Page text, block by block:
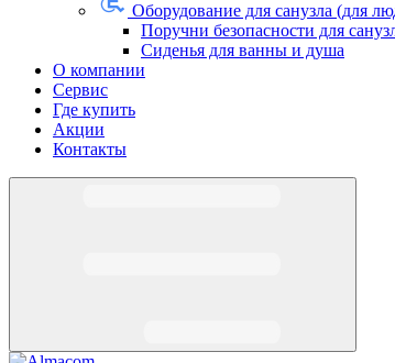
Оборудование для санузла (для
Поручни безопасности для
Сиденья для ванны и душа
О компании
Сервис
Где купить
Акции
Контакты